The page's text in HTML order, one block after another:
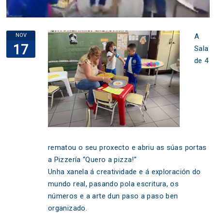
NOV
17
A
Sala
de 4
rematou o seu proxecto e abriu as súas portas
a Pizzería “Quero a pizza!”
Unha xanela á creatividade e á exploración do
mundo real, pasando pola escritura, os
números e a arte dun paso a paso ben
organizado.